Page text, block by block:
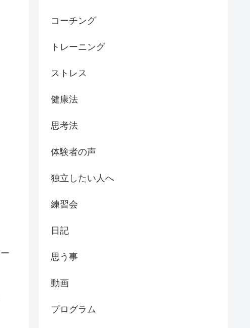
コーチング
トレーニング
ストレス
健康法
思考法
体験者の声
独立したい人へ
練習会
日記
思う事
動画
プログラム